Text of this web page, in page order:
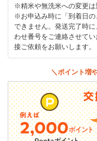
※精米や無洗米への変更は
※お申込み時に「到着日
できません。発送完了時
わせ番号をご連絡させて
接ご依頼をお願いします。
＼ポイント増